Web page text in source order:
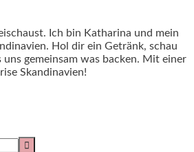
Ich bin Katharina und mein
Hol dir ein Getränk, schau
gemeinsam was backen. Mit einer
Skandinavien!